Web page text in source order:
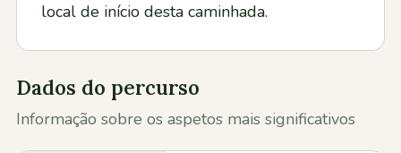
local de início desta caminhada.
Dados do percurso
Informação sobre os aspetos mais significativos